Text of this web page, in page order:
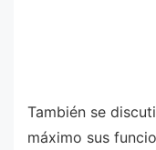
También se
máximo sus